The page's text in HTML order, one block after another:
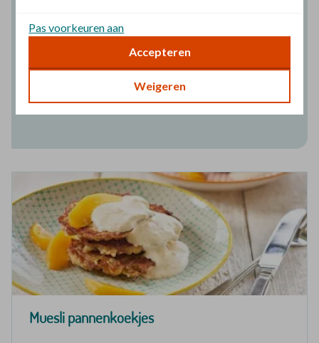
immers heeft hem aanvaard.
Romeinen 14:3 (HSV)
Muesli pannenkoekjes
Pas voorkeuren aan
Accepteren
Weigeren